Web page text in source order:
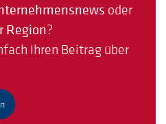
oder
Region?
Ihren Beitrag über